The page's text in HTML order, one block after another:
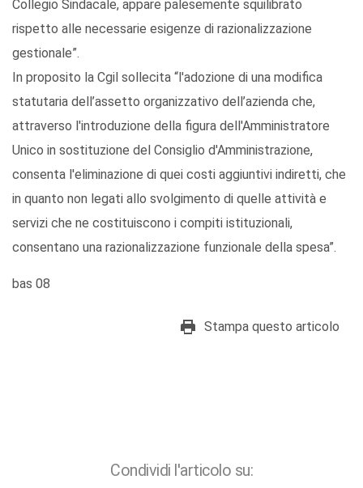
Collegio Sindacale, appare palesemente squilibrato
rispetto alle necessarie esigenze di razionalizzazione
gestionale”.
In proposito la Cgil sollecita “l'adozione di una modifica
statutaria dell’assetto organizzativo dell’azienda che,
attraverso l'introduzione della figura dell'Amministratore
Unico in sostituzione del Consiglio d'Amministrazione,
consenta l'eliminazione di quei costi aggiuntivi indiretti, che
in quanto non legati allo svolgimento di quelle attività e
servizi che ne costituiscono i compiti istituzionali,
consentano una razionalizzazione funzionale della spesa”.
bas 08
Stampa questo articolo
Condividi l'articolo su: